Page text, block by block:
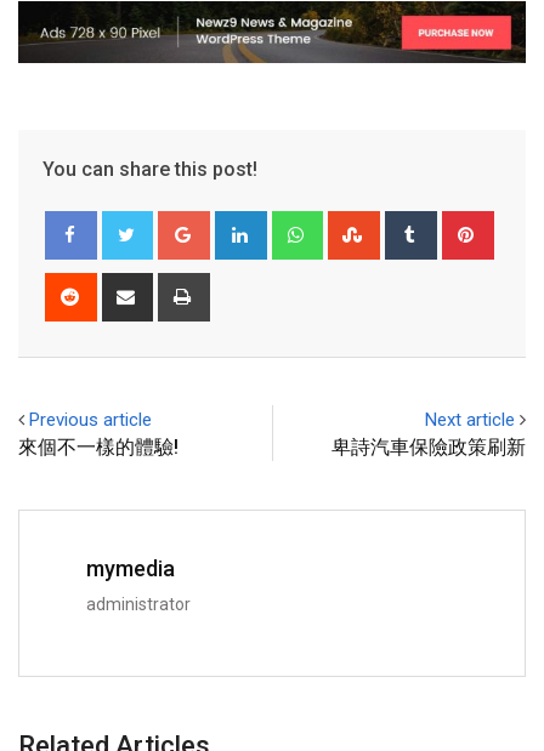
You can share this post!
Previous article
來個不一樣的體驗!
Next article
卑詩汽車保險政策刷新
mymedia
administrator